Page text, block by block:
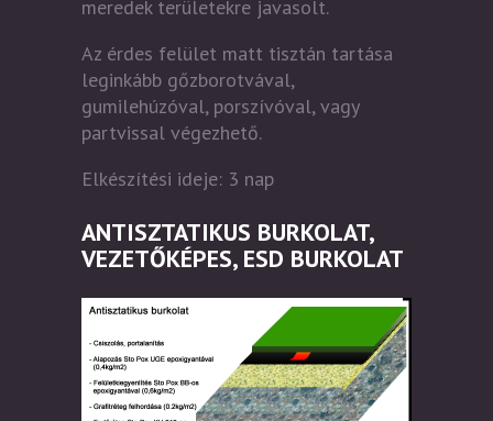
meredek területekre javasolt.
Az érdes felület matt tisztán tartása
leginkább gőzborotvával,
gumilehúzóval, porszívóval, vagy
partvissal végezhető.
Elkészítési ideje: 3 nap
ANTISZTATIKUS BURKOLAT,
VEZETŐKÉPES, ESD BURKOLAT